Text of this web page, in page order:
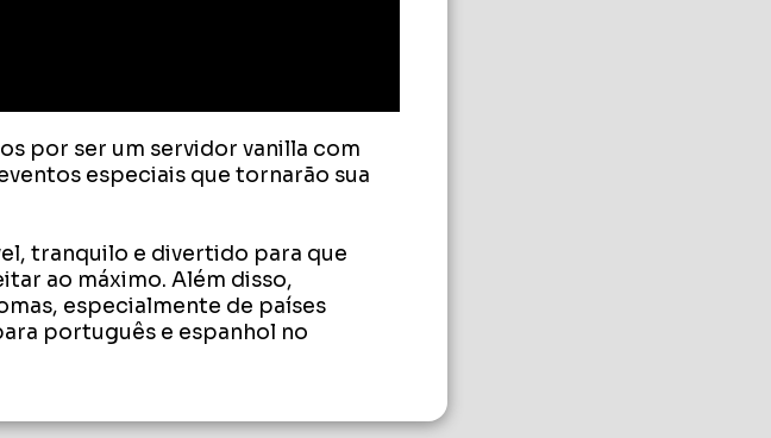
por ser um servidor vanilla com
especiais que tornarão sua
tranquilo e divertido para que
ao máximo. Além disso,
especialmente de países
português e espanhol no